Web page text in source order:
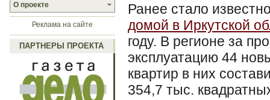
О проекте
Реклама на сайте
ПАРТНЕРЫ ПРОЕКТА
Ранее стало
домой в Иркутской
году. В регионе за
эксплуатацию 44
квартир в них
354,7 тыс.